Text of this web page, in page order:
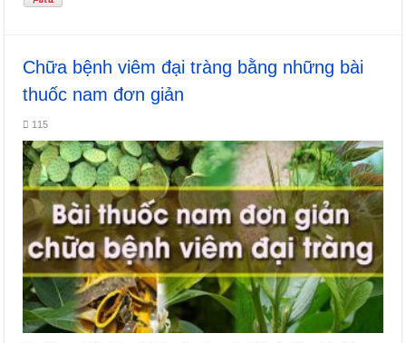
Chữa bệnh viêm đại tràng bằng những bài
thuốc nam đơn giản
115